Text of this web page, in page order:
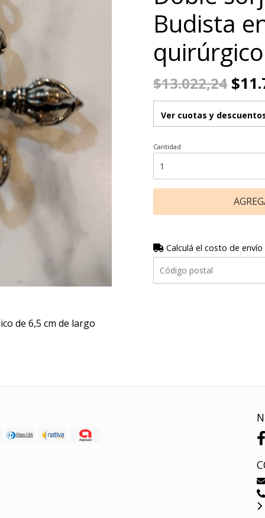
de 6,5 cm de largo
Budista
quirúrgico
$13.022,24
Ver cuotas y
Cantidad
Calculá el costo de envío